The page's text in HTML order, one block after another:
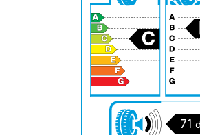
71